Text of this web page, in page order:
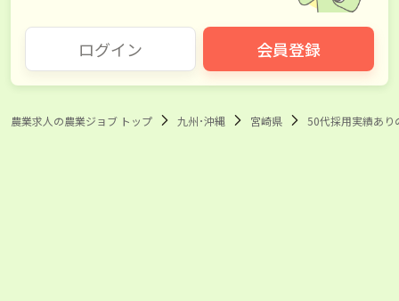
ログイン 会員登録
農業求人の農業ジョブ トップ 九州･沖縄 宮崎県 50代採用実績あり